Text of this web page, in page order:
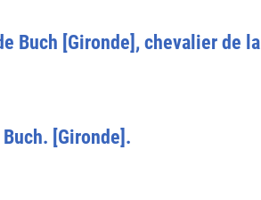
Buch [Gironde], chevalier de
[Gironde].